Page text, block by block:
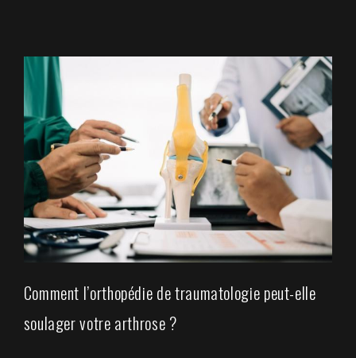
Comment l’orthopédie de traumatologie peut-elle
soulager votre arthrose ?